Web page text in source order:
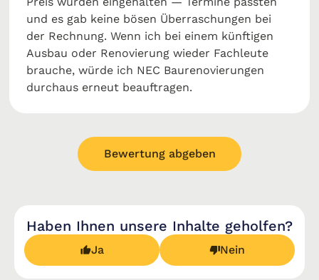
und es gab keine bösen Überraschungen bei
der Rechnung. Wenn ich bei einem künftigen
Ausbau oder Renovierung wieder Fachleute
brauche, würde ich NEC Baurenovierungen
durchaus erneut beauftragen.
Bewertung abgeben
Haben Ihnen unsere Inhalte geholfen?
Ja Nein